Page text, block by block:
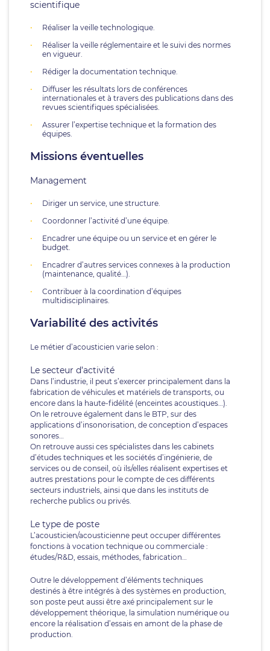
scientifique
Réaliser la veille technologique.
Réaliser la veille réglementaire et le suivi des normes
en vigueur.
Rédiger la documentation technique.
Diffuser les résultats lors de conférences
internationales et à travers des publications dans des
revues scientifiques spécialisées.
Assurer l’expertise technique et la formation des
équipes.
Missions éventuelles
Management
Diriger un service, une structure.
Coordonner l’activité d’une équipe.
Encadrer une équipe ou un service et en gérer le
budget.
Encadrer d’autres services connexes à la production
(maintenance, qualité…).
Contribuer à la coordination d’équipes
multidisciplinaires.
Variabilité des activités
Le métier d’acousticien varie selon :
Le secteur d’activité
Dans l’industrie, il peut s’exercer principalement dans la
fabrication de véhicules et matériels de transports, ou
encore dans la haute-fidélité (enceintes acoustiques…).
On le retrouve également dans le BTP, sur des
applications d’insonorisation, de conception d’espaces
sonores…
On retrouve aussi ces spécialistes dans les cabinets
d’études techniques et les sociétés d’ingénierie, de
services ou de conseil, où ils/elles réalisent expertises et
autres prestations pour le compte de ces différents
secteurs industriels, ainsi que dans les instituts de
recherche publics ou privés.
Le type de poste
L’acousticien/acousticienne peut occuper différentes
fonctions à vocation technique ou commerciale :
études/R&D, essais, méthodes, fabrication…
Outre le développement d’éléments techniques
destinés à être intégrés à des systèmes en production,
son poste peut aussi être axé principalement sur le
développement théorique, la simulation numérique ou
encore la réalisation d’essais en amont de la phase de
production.